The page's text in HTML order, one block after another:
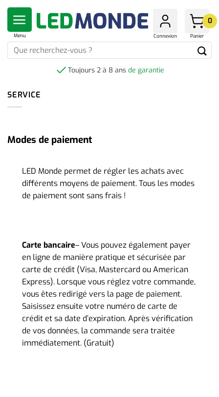
Skip
content
Menu Connexion Panier
0
Que
recherchez-
Toujours 2 à 8 ans de garantie
Modes de paiement
LED Monde permet de régler les achats avec
différents moyens de paiement. Tous les modes
de paiement sont sans frais !
Carte bancaire– Vous pouvez également payer
en ligne de manière pratique et sécurisée par
carte de crédit (Visa, Mastercard ou American
Express). Lorsque vous réglez votre commande,
vous êtes redirigé vers la page de paiement.
Saisissez ensuite votre numéro de carte de
crédit et sa date d’expiration. Après vérification
de vos données, la commande sera traitée
immédiatement. (Gratuit)
SERVICE